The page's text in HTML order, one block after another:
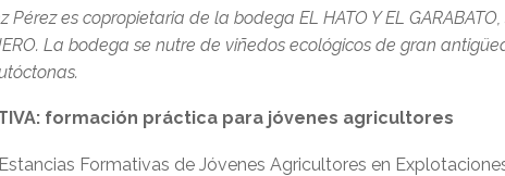
Pérez es copropietaria de la bodega EL HATO Y EL
La bodega se nutre de viñedos ecológicos de gran
formación práctica para jóvenes agricultores
Formativas de Jóvenes Agricultores en